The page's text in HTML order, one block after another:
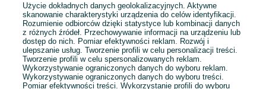
E-mail
Hasło
Użycie dokładnych danych geolokalizacyjnych. Aktywne
skanowanie charakterystyki urządzenia do celów identyfikacji.
Rozumienie odbiorców dzięki statystyce lub kombinacji danych
z różnych źródeł. Przechowywanie informacji na urządzeniu lub
dostęp do nich. Pomiar efektywności reklam. Rozwój i
ulepszanie usług. Tworzenie profili w celu personalizacji treści.
Tworzenie profili w celu spersonalizowanych reklam.
Wykorzystywanie ograniczonych danych do wyboru reklam.
Wykorzystywanie ograniczonych danych do wyboru treści.
Pomiar efektywności treści. Wykorzystanie profili do wyboru